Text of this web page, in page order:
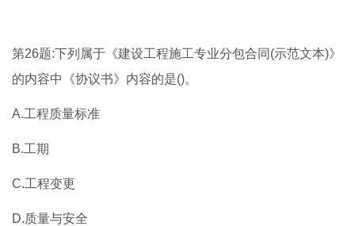
第26题:下列属于《建设工程施工专业分包合同(示范文本)》
的内容中《协议书》内容的是()。
A.工程质量标准
B.工期
C.工程变更
D.质量与安全